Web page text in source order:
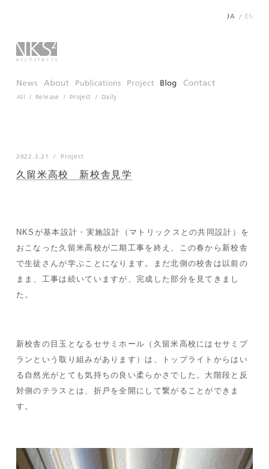
All Release Project Daily
/
2022.3.21 Project
久留米高校 新校舎見学
NKSが基本設計・実施設計（マトリックスとの共同設計）を
おこなった久留米高校が二期工事を終え、この春から新校舎
で生徒さんが学ぶことになります。まだ北側の校舎は以前の
まま、工事は続いていますが、完成した部分を見てきまし
た。
新校舎の目玉となるセサミホール（久留米高校にはセサミプ
ランという取り組みがあります）は、トップライトからはい
る自然光がとても気持ちの良い柔らかさでした。大階段と反
対側のテラスとは、折戸を全開にして繋がることができま
す。